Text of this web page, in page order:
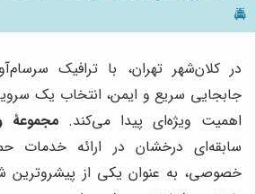
🚔
در کلان‌شهر تهران، با ترافیک
جابجایی سریع و ایمن، انتخاب یک
اهمیت ویژه‌ای پیدا می‌کند. مجموعۀ
سابقه‌ای درخشان در ارائه
خصوصی، به عنوان یکی از پیشروترین